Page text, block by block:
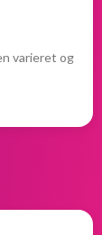
varieret og